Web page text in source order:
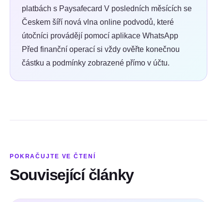
platbách s Paysafecard V posledních měsících se
Českem šíří nová vlna online podvodů, které
útočníci provádějí pomocí aplikace WhatsApp
Před finanční operací si vždy ověřte konečnou
částku a podmínky zobrazené přímo v účtu.
POKRAČUJTE VE ČTENÍ
Související články